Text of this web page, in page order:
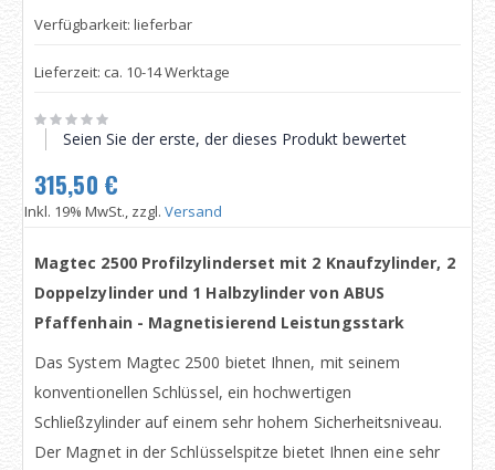
Verfügbarkeit: lieferbar
Lieferzeit: ca. 10-14 Werktage
Seien Sie der erste, der dieses Produkt bewertet
315,50 €
Inkl. 19% MwSt., zzgl. Versand
Magtec 2500 Profilzylinderset mit 2 Knaufzylinder, 2
Doppelzylinder und 1 Halbzylinder von ABUS
Pfaffenhain - Magnetisierend Leistungsstark
Das System Magtec 2500 bietet Ihnen, mit seinem
konventionellen Schlüssel, ein hochwertigen
Schließzylinder auf einem sehr hohem Sicherheitsniveau.
Der Magnet in der Schlüsselspitze bietet Ihnen eine sehr